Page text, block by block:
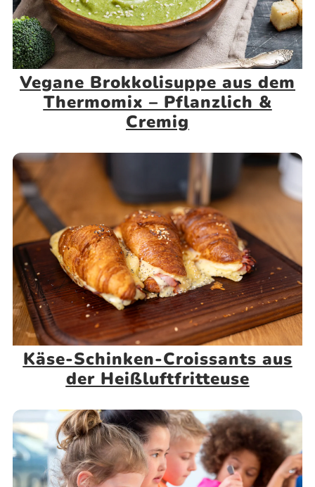
Vegane Brokkolisuppe aus dem
Thermomix – Pflanzlich &
Cremig
Käse-Schinken-Croissants aus
der Heißluftfritteuse